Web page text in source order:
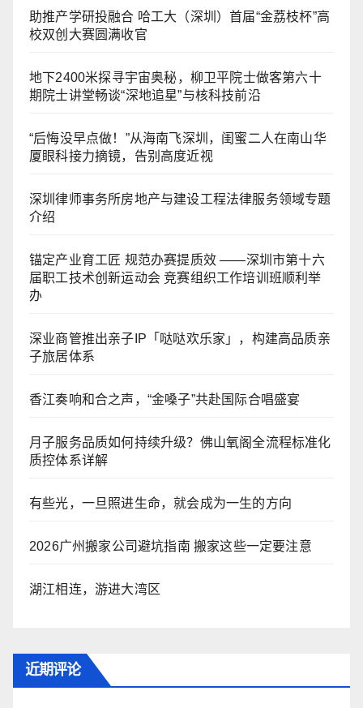
助推产学研投融合 哈工大（深圳）首届“金荔枝杯”高
校双创大赛圆满收官
地下2400米探寻宇宙奥秘，柳卫平院士做客第六十
期院士讲堂畅谈“深地追星”与核科技前沿
“后悔没早点做！”从海南飞深圳，闺蜜二人在南山华
厦眼科接力摘镜，告别高度近视
深圳律师事务所房地产与建设工程法律服务领域专题
介绍
锚定产业育工匠 规范办赛提质效 ——深圳市第十六
届职工技术创新运动会 竞赛组织工作培训班顺利举
办
深业商管推出亲子IP「哒哒欢乐家」，构建高品质亲
子旅居体系
香江奏响和合之声，“金嗓子”共赴国际合唱盛宴
月子服务品质如何持续升级？佛山氧阁全流程标准化
质控体系详解
有些光，一旦照进生命，就会成为一生的方向
2026广州搬家公司避坑指南 搬家这些一定要注意
湖江相连，游进大湾区
近期评论